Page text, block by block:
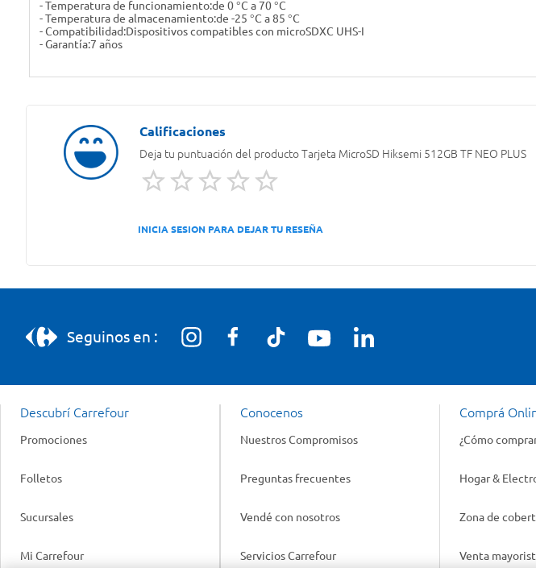
- Temperatura de funcionamiento:de 0 °C a 70 °C
- Temperatura de almacenamiento:de -25 °C a 85 °C
- Compatibilidad:Dispositivos compatibles con microSDXC UHS-I
- Garantía:7 años
Deja tu puntuación del productoTarjeta MicroSD Hiksemi 512GB TF NEO PLUS
INICIA SESION PARA DEJAR TU RESEÑA
Seguinos en :
Descubrí Carrefour
Promociones
Folletos
Sucursales
Mi Carrefour
Conocenos
Nuestros Compromisos
Preguntas frecuentes
Vendé con nosotros
Servicios Carrefour
Comprá
¿Cómo
Hogar &
Zona de
Venta